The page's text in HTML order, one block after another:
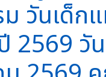
วันเด็ก
2569 วั